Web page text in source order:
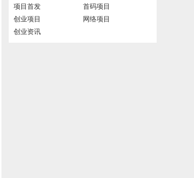
项目首发
首码项目
创业项目
网络项目
创业资讯